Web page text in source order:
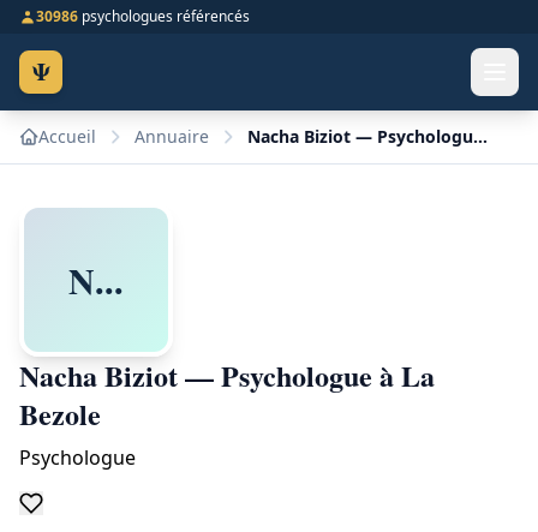
30986 psychologues référencés
Ψ
Accueil Annuaire Nacha Biziot — Psychologue à La Bezole
N...
Nacha Biziot — Psychologue à La
Bezole
Psychologue